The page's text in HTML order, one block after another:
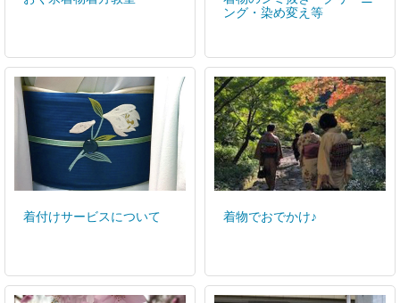
ング・染め変え等
着付けサービスについて 着物でおでかけ♪